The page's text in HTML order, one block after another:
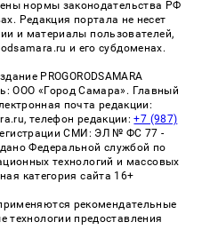
нормы законодательства РФ
Редакция портала не несет
и материалы пользователей,
и его субдоменах.
PROGORODSAMARA
ООО «Город Самара». Главный
почта редакции:
телефон редакции:+7 (987)
СМИ: ЭЛ № ФС 77 -
Федеральной службой по
технологий и массовых
категория сайта 16+
рекомендательные
технологии предоставления